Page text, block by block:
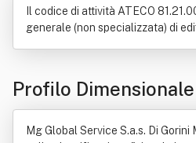
Il codice di attività ATECO
generale (non specializzata) di
Profilo Dimensionale
Mg Global Service S.a.s. Di